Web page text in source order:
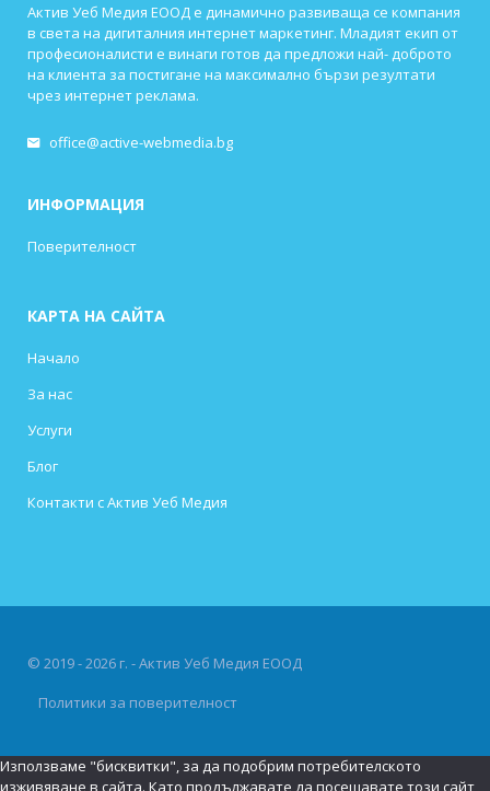
Актив Уеб Медия ЕООД е динамично развиваща се компания
в света на дигиталния интернет маркетинг. Младият екип от
професионалисти е винаги готов да предложи най- доброто
на клиента за постигане на максимално бързи резултати
чрез интернет реклама.
office@active-webmedia.bg
ИНФОРМАЦИЯ
Поверителност
КАРТА НА САЙТА
Начало
За нас
Услуги
Блог
Контакти с Актив Уеб Медия
© 2019 - 2026 г. - Актив Уеб Медия ЕООД
Политики за поверителност
Използваме "бисквитки", за да подобрим потребителското
изживяване в сайта. Като продължавате да посещавате този сайт,